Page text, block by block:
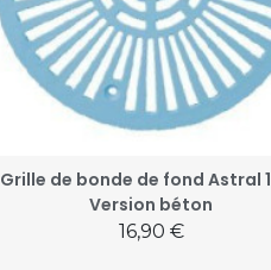
Grille de bonde de fond Astral
Version béton
Prix
16,90 €